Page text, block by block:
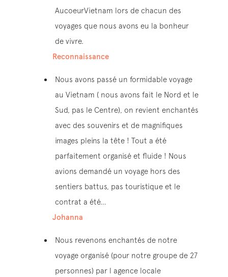
AucoeurVietnam lors de chacun des
voyages que nous avons eu la bonheur
de vivre.
Reconnaissance
Nous avons passé un formidable voyage
au Vietnam ( nous avons fait le Nord et le
Sud, pas le Centre), on revient enchantés
avec des souvenirs et de magnifiques
images pleins la tête ! Tout a été
parfaitement organisé et fluide ! Nous
avions demandé un voyage hors des
sentiers battus, pas touristique et le
contrat a été…
Johanna
Nous revenons enchantés de notre
voyage organisé (pour notre groupe de 27
personnes) par l agence locale